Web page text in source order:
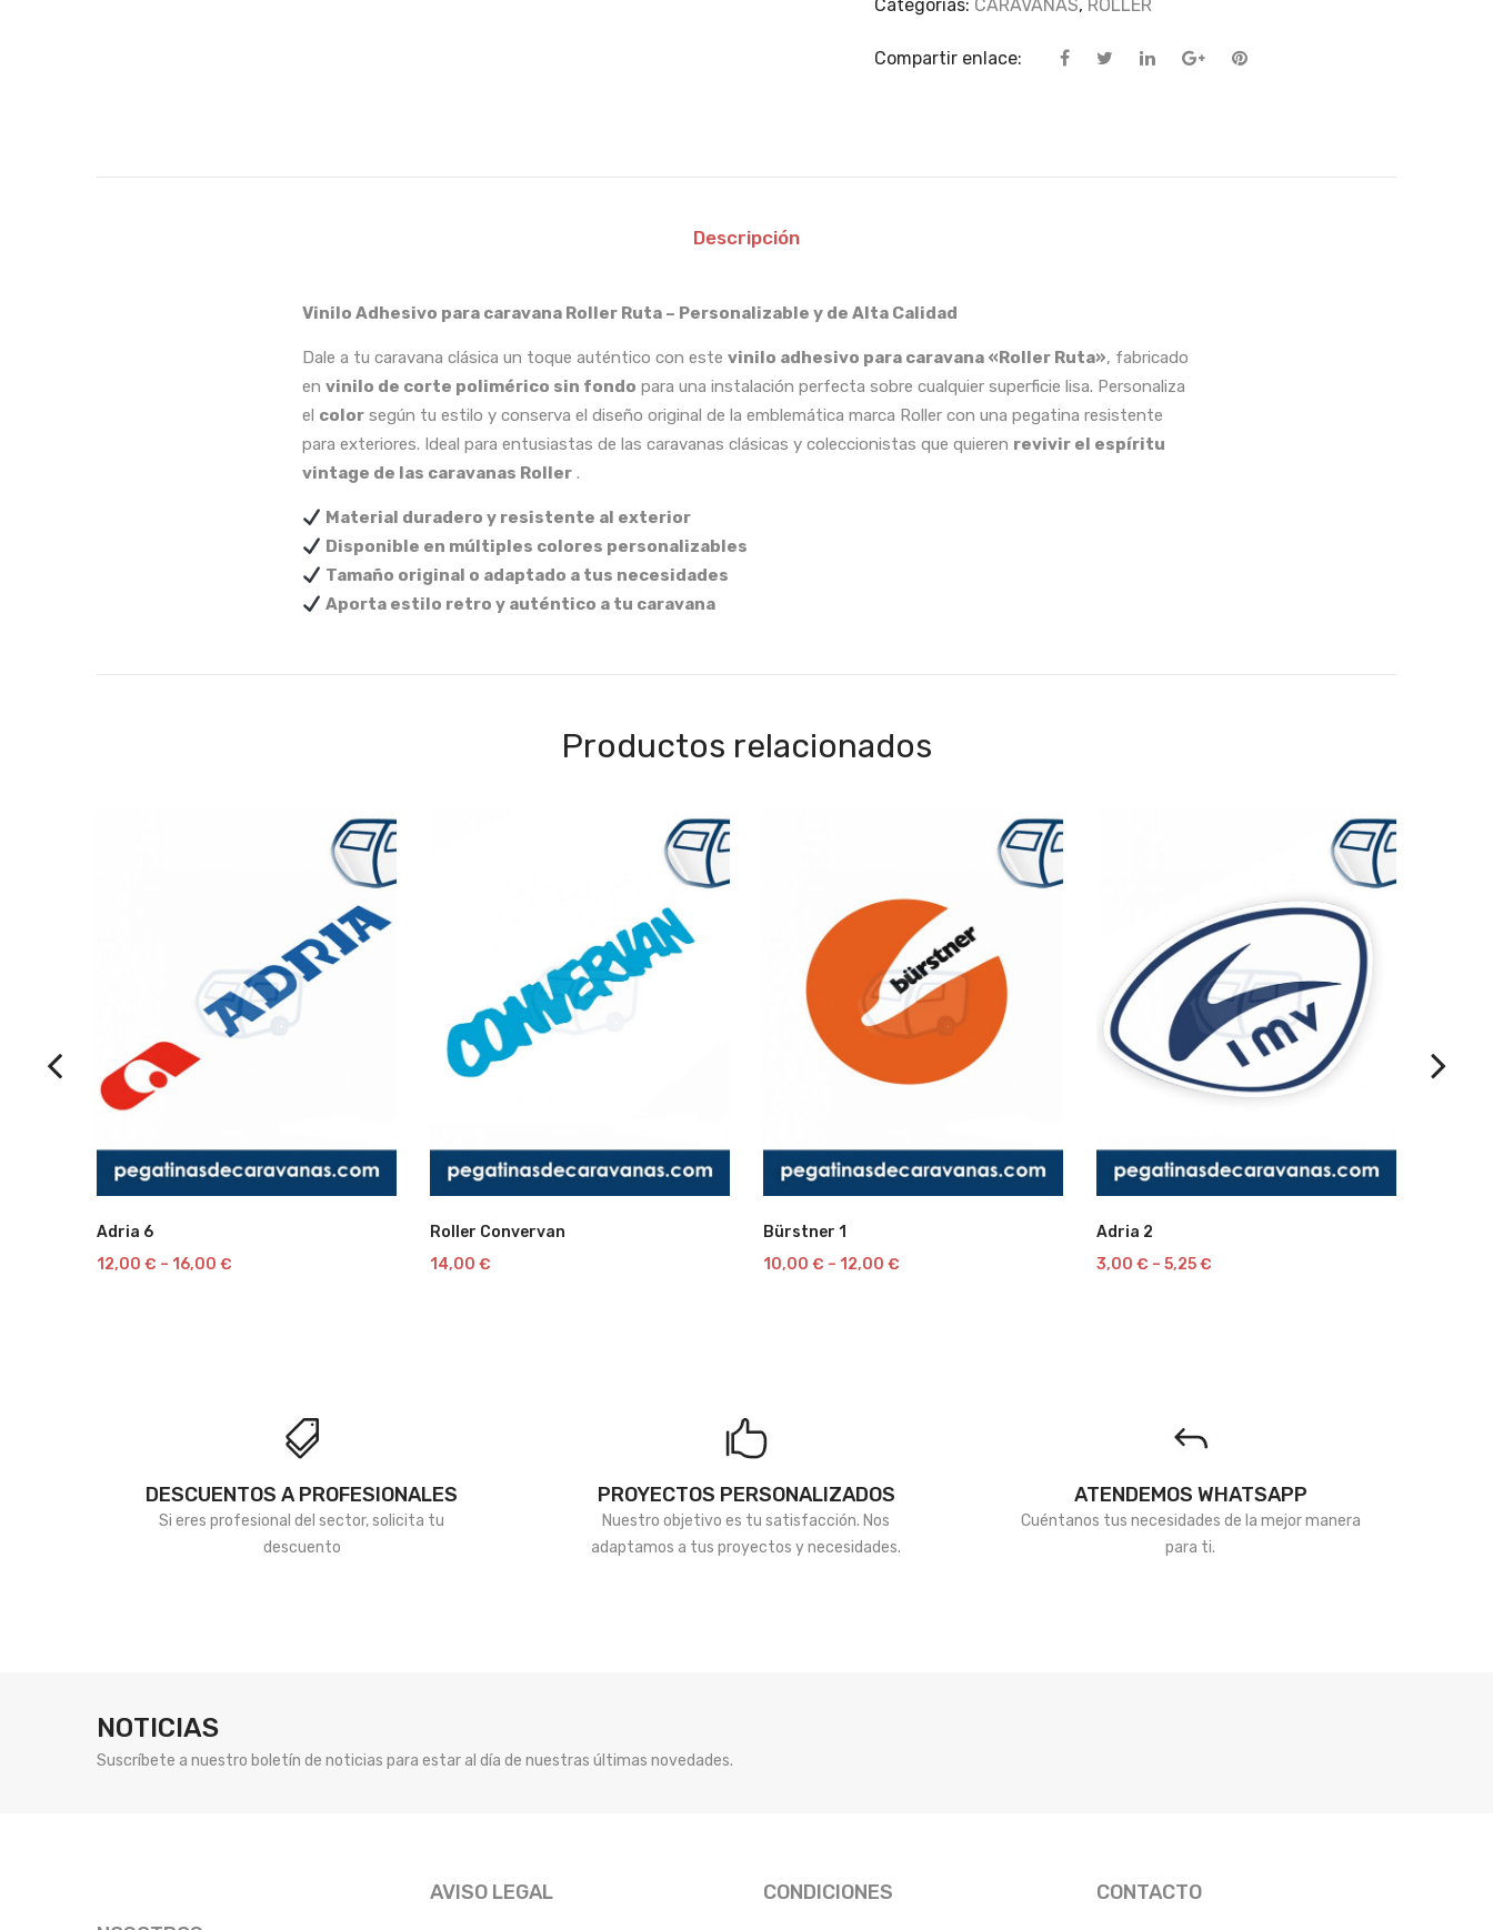
Categorías: CARAVANAS, ROLLER
Compartir enlace:
Descripción
Vinilo Adhesivo para caravana Roller Ruta – Personalizable y de Alta Calidad
Dale a tu caravana clásica un toque auténtico con este vinilo adhesivo para caravana «Roller Ruta», fabricado
en vinilo de corte polimérico sin fondo para una instalación perfecta sobre cualquier superficie lisa. Personaliza
el color según tu estilo y conserva el diseño original de la emblemática marca Roller con una pegatina resistente
para exteriores. Ideal para entusiastas de las caravanas clásicas y coleccionistas que quieren revivir el espíritu
vintage de las caravanas Roller .
Material duradero y resistente al exterior
Disponible en múltiples colores personalizables
Tamaño original o adaptado a tus necesidades
Aporta estilo retro y auténtico a tu caravana
Productos relacionados
Adria 6
12,00 € – 16,00 €
Roller Convervan
14,00 €
Bürstner 1
10,00 € – 12,00 €
Adria 2
3,00 € – 5,25€
DESCUENTOS A PROFESIONALES
Si eres profesional del sector, solicita tu
descuento
PROYECTOS PERSONALIZADOS
Nuestro objetivo es tu satisfacción. Nos
adaptamos a tus proyectos y necesidades.
ATENDEMOS WHATSAPP
Cuéntanos tus necesidades de la mejor manera
para ti.
NOTICIAS
Suscríbete a nuestro boletín de noticias para estar al día de nuestras últimas novedades.
AVISO LEGAL CONDICIONES CONTACTO